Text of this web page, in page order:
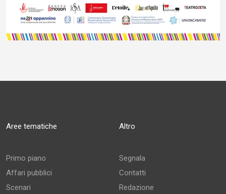
Aree tematiche
Primo piano
Affari pubblici
Scenari
Altro
Segnala
Contatti
Redazione